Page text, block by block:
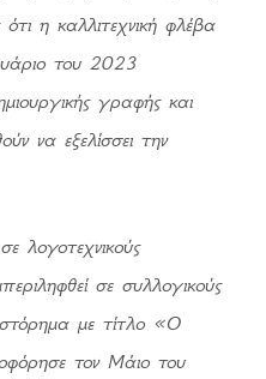
η καλλιτεχνική φλέβα
του 2023
γραφής και
να εξελίσσει την
λογοτεχνικούς
σε συλλογικούς
με τίτλο «Ο
τον Μάιο του